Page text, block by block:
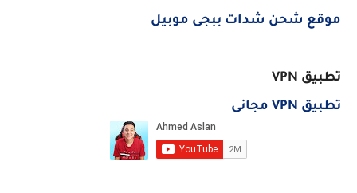
موقع شحن شدات ببجى موبيل
تطبيق VPN
تطبيق VPN مجانى